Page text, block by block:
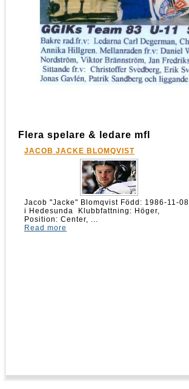
Flera spelare & ledare mfl
JACOB JACKE BLOMQVIST
Jacob "Jacke" Blomqvist Född: 1986-11-08
i Hedesunda Klubbfattning: Höger,
Position: Center, ...
Read more